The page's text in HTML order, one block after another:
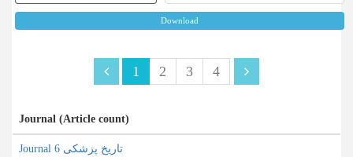
Download
1 2 3 4
Journal (Article count)
Journal تاریخ پزشکی 6